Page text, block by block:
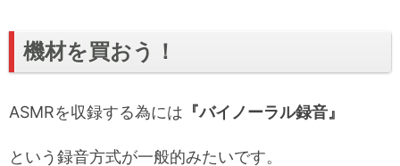
機材を買おう！
ASMRを収録する為には 『バイノーラル録音』
という録音方式が一般的みたいです。